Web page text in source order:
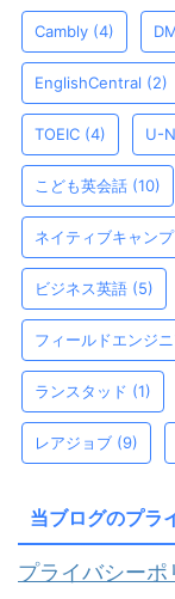
Cambly (4)
EnglishCentral (2)
TOEIC (4) U-
こども英会話 (10)
ネイティブキャンプ
ビジネス英語 (5)
フィールドエンジ
ランスタッド (1)
レアジョブ (9)
当ブログのプラ
プライバシーポ